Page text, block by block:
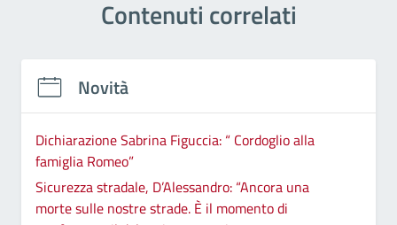
Contenuti correlati
Novità
Dichiarazione Sabrina Figuccia: “ Cordoglio alla
famiglia Romeo”
Sicurezza stradale, D’Alessandro: “Ancora una
morte sulle nostre strade. È il momento di